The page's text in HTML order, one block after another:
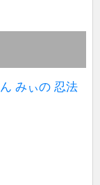
みぃの 忍法